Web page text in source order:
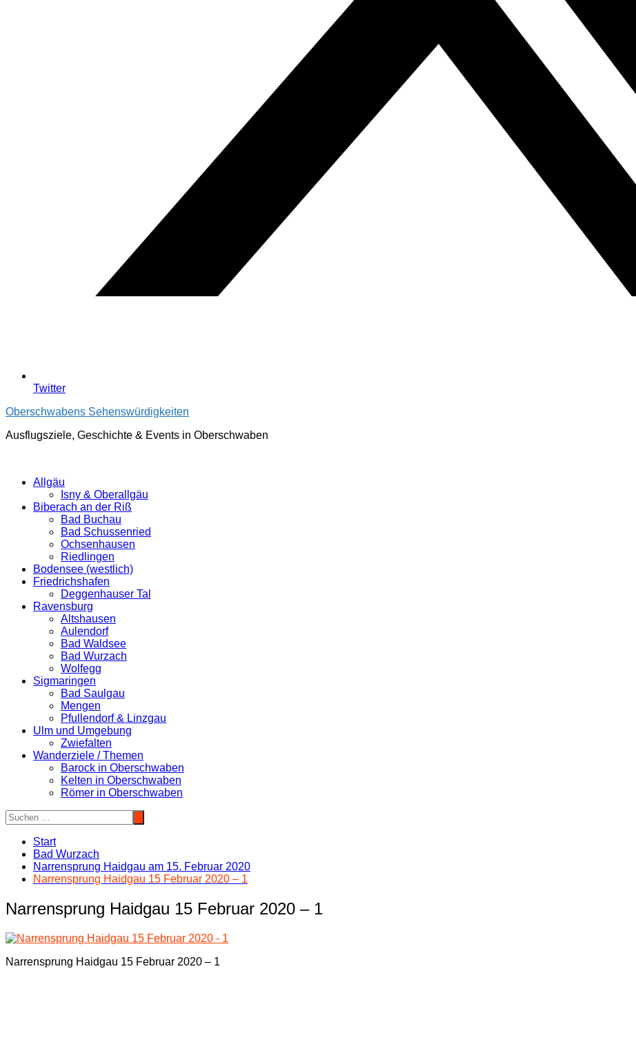
Twitter
Oberschwabens Sehenswürdigkeiten
Ausflugsziele, Geschichte & Events in Oberschwaben
Allgäu
Isny & Oberallgäu
Biberach an der Riß
Bad Buchau
Bad Schussenried
Ochsenhausen
Riedlingen
Bodensee (westlich)
Friedrichshafen
Deggenhauser Tal
Ravensburg
Altshausen
Aulendorf
Bad Waldsee
Bad Wurzach
Wolfegg
Sigmaringen
Bad Saulgau
Mengen
Pfullendorf & Linzgau
Ulm und Umgebung
Zwiefalten
Wanderziele / Themen
Barock in Oberschwaben
Kelten in Oberschwaben
Römer in Oberschwaben
Start
Bad Wurzach
Narrensprung Haidgau am 15. Februar 2020
Narrensprung Haidgau 15 Februar 2020 – 1
Narrensprung Haidgau 15 Februar 2020 – 1
Narrensprung Haidgau 15 Februar 2020 – 1